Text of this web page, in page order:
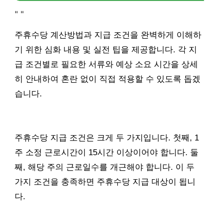
" "
주휴수당 계산방법과 지급 조건을 완벽하게 이해하
기 위한 심화 내용 및 실전 팁을 제공합니다. 각 지
급 조건별로 필요한 서류와 예상 소요 시간을 상세
히 안내하여 혼란 없이 직접 적용할 수 있도록 돕겠
습니다.
주휴수당 지급 조건은 크게 두 가지입니다. 첫째, 1
주 소정 근로시간이 15시간 이상이어야 합니다. 둘
째, 해당 주의 근로일수를 개근해야 합니다. 이 두
가지 조건을 충족하면 주휴수당 지급 대상이 됩니
다.